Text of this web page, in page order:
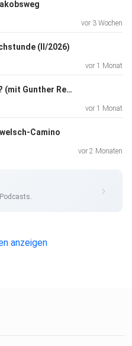
über den
Sprecher:
Podcast wird
vor 3 Wochen
(II/2026)
vor 1 Monat
153: Ist noch Liebe da? (mit Gunther Reber)
vor 1 Monat
Camino
vor 2 Monaten
anzeigen